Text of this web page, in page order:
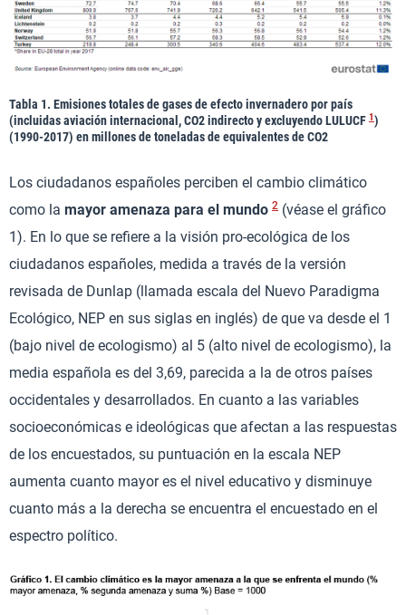
Tabla 1. Emisiones totales de gases de efecto invernadero por país
(incluidas aviación internacional, CO2 indirecto y excluyendo LULUCF 1)
(1990-2017) en millones de toneladas de equivalentes de CO2
Los ciudadanos españoles perciben el cambio climático
como la mayor amenaza para el mundo 2 (véase el gráfico
1). En lo que se refiere a la visión pro-ecológica de los
ciudadanos españoles, medida a través de la versión
revisada de Dunlap (llamada escala del Nuevo Paradigma
Ecológico, NEP en sus siglas en inglés) de que va desde el 1
(bajo nivel de ecologismo) al 5 (alto nivel de ecologismo), la
media española es del 3,69, parecida a la de otros países
occidentales y desarrollados. En cuanto a las variables
socioeconómicas e ideológicas que afectan a las respuestas
de los encuestados, su puntuación en la escala NEP
aumenta cuanto mayor es el nivel educativo y disminuye
cuanto más a la derecha se encuentra el encuestado en el
espectro político.